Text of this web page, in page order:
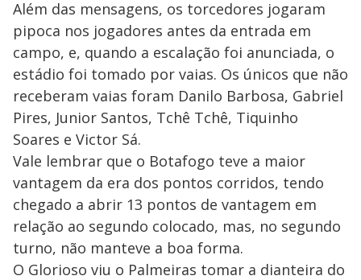
Além das mensagens, os torcedores jogaram
pipoca nos jogadores antes da entrada em
campo, e, quando a escalação foi anunciada, o
estádio foi tomado por vaias. Os únicos que não
receberam vaias foram Danilo Barbosa, Gabriel
Pires, Junior Santos, Tchê Tchê, Tiquinho
Soares e Victor Sá.
Vale lembrar que o Botafogo teve a maior
vantagem da era dos pontos corridos, tendo
chegado a abrir 13 pontos de vantagem em
relação ao segundo colocado, mas, no segundo
turno, não manteve a boa forma.
O Glorioso viu o Palmeiras tomar a dianteira do